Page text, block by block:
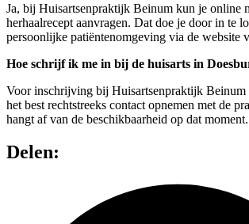
Ja, bij Huisartsenpraktijk Beinum kun je online
herhaalrecept aanvragen. Dat doe je door in te
persoonlijke patiëntenomgeving via de website
Hoe schrijf ik me in bij de huisarts in
Voor inschrijving bij Huisartsenpraktijk
het best rechtstreeks contact opnemen met de
hangt af van de beschikbaarheid op dat moment.
Delen: